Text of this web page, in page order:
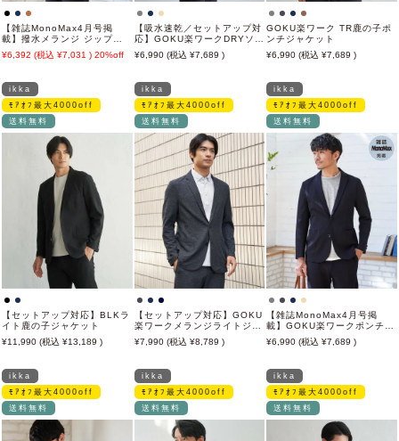
【雑誌MonoMax4月号掲
載】撥水メランジ ジップマ
ウンテンパーカー「小泉孝太
郎さん着用モデル」
6,392 7,031 20%off
【吸水速乾／セットアップ対
応】GOKU楽ワークDRYソフ
トカノコジャケット
6,990 7,689
GOKU楽ワーク TR鹿の子ポ
ンチジャケット
6,990
7,689
ikka
ﾓｱｵﾌ最大4000off
送料無料
【セットアップ対応】BLKラ
イト鹿の子ジャケット
11,990
13,189
ikka
ﾓｱｵﾌ最大4000off
送料無料
【セットアップ対応】GOKU
楽ワークメランジライトジャ
7,990 8,789
ikka
ﾓｱｵﾌ最大4000off
送料無料
【雑誌MonoMax4月号掲
載】GOKU楽ワークポンチジ
ャケット「小泉孝太郎さん着
用モデル」
6,990 7,689
ikka
ﾓｱｵﾌ最大4000off
送料無料
ikka
ﾓｱｵﾌ最大4000off
送料無料
ikka
ﾓｱｵﾌ最大4000off
送料無料